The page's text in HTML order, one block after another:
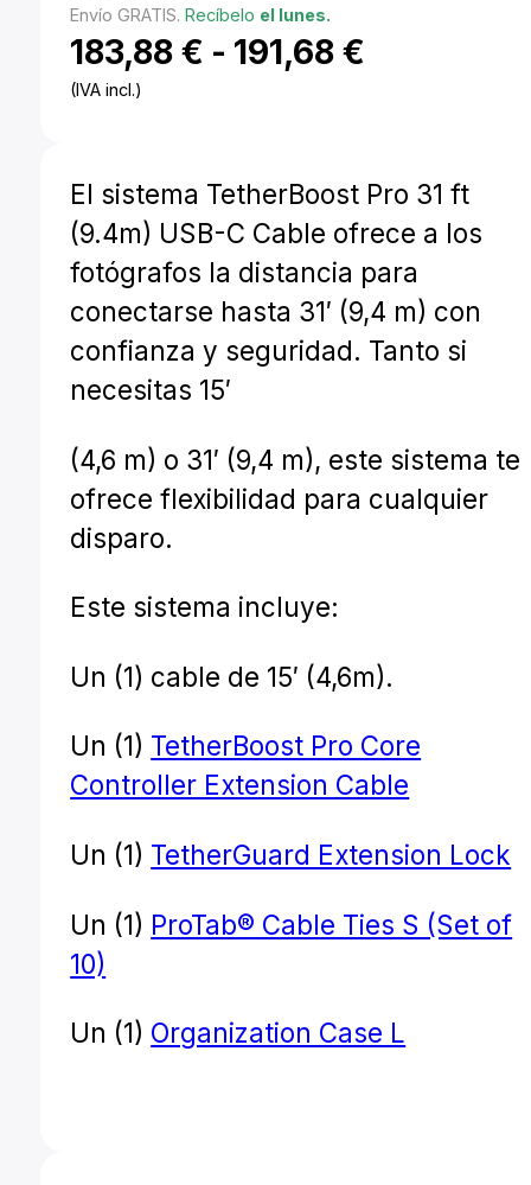
Envío GRATIS.Recíbelo el lunes.
183,88€ - 191,68€
desde
183,88 €
hasta
191,68 €
(IVA incl.)
El sistema TetherBoost Pro 31 ft
(9.4m) USB-C Cable ofrece a los
fotógrafos la distancia para
conectarse hasta 31′ (9,4 m) con
confianza y seguridad. Tanto si
necesitas 15′
(4,6 m) o 31′ (9,4 m), este sistema te
ofrece flexibilidad para cualquier
disparo.
Este sistema incluye:
Un (1) cable de 15′ (4,6m).
Un (1) TetherBoost Pro Core
Controller Extension Cable
Un (1) TetherGuard Extension Lock
Un (1) ProTab® Cable Ties S (Set of
10)
Un (1) Organization Case L